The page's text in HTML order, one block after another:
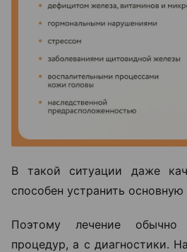
В такой ситуации даже
способен устранить
Поэтому лечение
процедур, а с диагностики.